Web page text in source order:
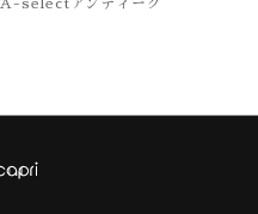
A-select アンティーク